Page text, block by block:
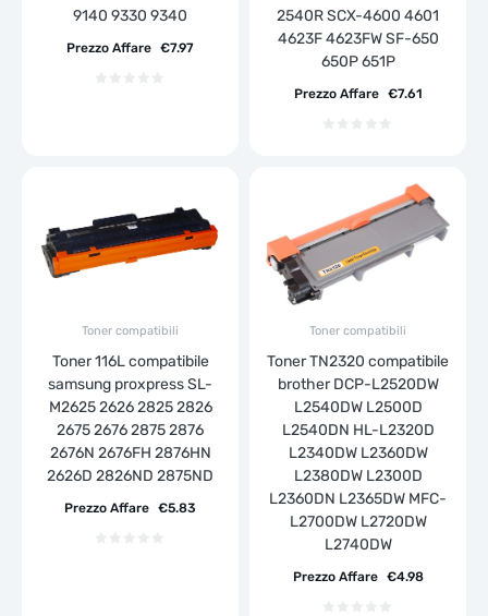
9140 9330 9340
€7.97
Prezzo Affare
2540R SCX-4600 4601
4623F 4623FW SF-650
650P 651P
€7.61
Prezzo Affare
Toner compatibili
Toner 116L compatibile
samsung proxpress SL-
M2625 2626 2825 2826
2675 2676 2875 2876
2676N 2676FH 2876HN
2626D 2826ND 2875ND
€5.83
Prezzo Affare
Toner compatibili
Toner TN2320 compatibile
brother DCP-L2520DW
L2540DW L2500D
L2540DN HL-L2320D
L2340DW L2360DW
L2380DW L2300D
L2360DN L2365DW MFC-
L2700DW L2720DW
L2740DW
€4.98
Prezzo Affare